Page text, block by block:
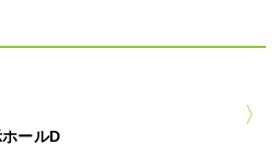
ールD